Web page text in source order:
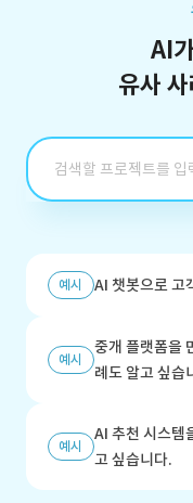
AI
유사
예시 AI 챗봇으로 고
예시
중개 플랫폼을
례도 알고 싶습
예시
AI 추천 시스템
고 싶습니다.